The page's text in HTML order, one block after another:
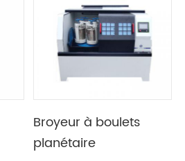
Broyeur à boulets
planétaire